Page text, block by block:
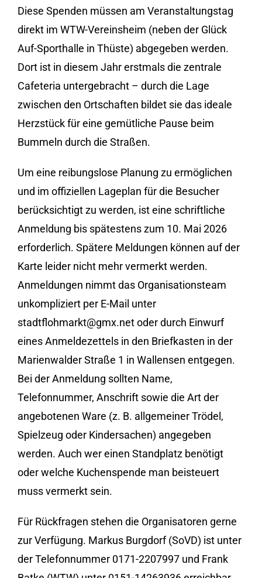
Diese Spenden müssen am Veranstaltungstag
direkt im WTW-Vereinsheim (neben der Glück
Auf-Sporthalle in Thüste) abgegeben werden.
Dort ist in diesem Jahr erstmals die zentrale
Cafeteria untergebracht – durch die Lage
zwischen den Ortschaften bildet sie das ideale
Herzstück für eine gemütliche Pause beim
Bummeln durch die Straßen.
Um eine reibungslose Planung zu ermöglichen
und im offiziellen Lageplan für die Besucher
berücksichtigt zu werden, ist eine schriftliche
Anmeldung bis spätestens zum 10. Mai 2026
erforderlich. Spätere Meldungen können auf der
Karte leider nicht mehr vermerkt werden.
Anmeldungen nimmt das Organisationsteam
unkompliziert per E-Mail unter
stadtflohmarkt@gmx.net oder durch Einwurf
eines Anmeldezettels in den Briefkasten in der
Marienwalder Straße 1 in Wallensen entgegen.
Bei der Anmeldung sollten Name,
Telefonnummer, Anschrift sowie die Art der
angebotenen Ware (z. B. allgemeiner Trödel,
Spielzeug oder Kindersachen) angegeben
werden. Auch wer einen Standplatz benötigt
oder welche Kuchenspende man beisteuert
muss vermerkt sein.
Für Rückfragen stehen die Organisatoren gerne
zur Verfügung. Markus Burgdorf (SoVD) ist unter
der Telefonnummer 0171-2207997 und Frank